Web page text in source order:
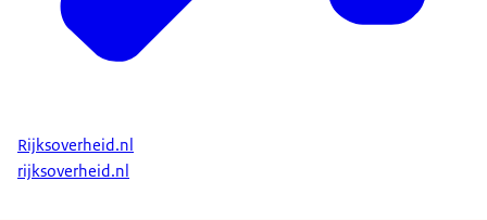
Rijksoverheid.nl
rijksoverheid.nl